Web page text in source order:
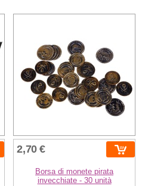
2,70 €
Borsa di monete pirata
invecchiate - 30 unità